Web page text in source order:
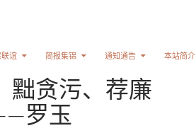
谊 简报集锦 通知通告 本站简介
黜贪污、荐廉
罗玉